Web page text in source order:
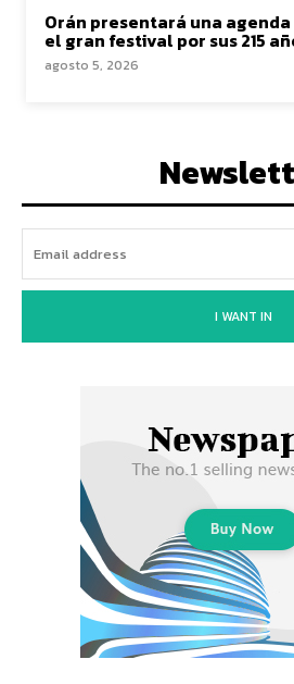
Orán presentará una
el gran festival por sus 215
agosto 5, 2026
I WANT IN